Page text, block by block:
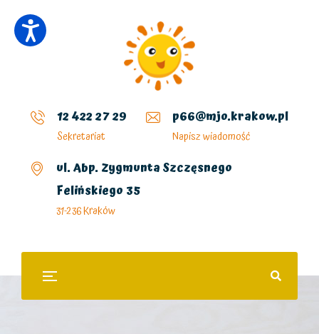
12 422 27 29
Sekretariat
p66@mjo.krakow.pl
Napisz wiadomość
ul. Abp. Zygmunta Szczęsnego
Felińskiego 35
31-236 Kraków